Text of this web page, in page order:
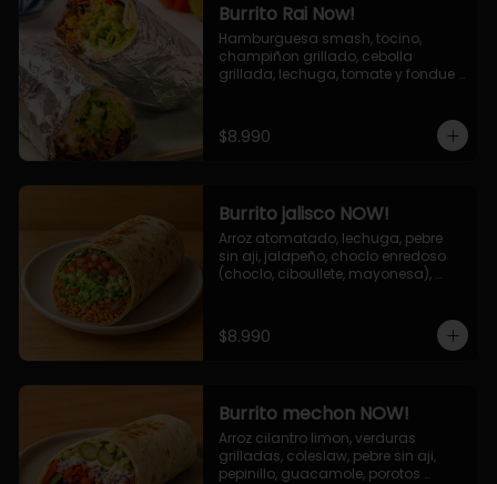
Burrito Rai Now!
Hamburguesa smash, tocino,
champiñon grillado, cebolla
grillada, lechuga, tomate y fondue
$8.990
Burrito jalisco NOW!
Arroz atomatado, lechuga, pebre
sin aji, jalapeño, choclo enredoso
(choclo, ciboullete, mayonesa),
$8.990
Burrito mechon NOW!
Arroz cilantro limon, verduras
grilladas, coleslaw, pebre sin aji,
pepinillo, guacamole, porotos